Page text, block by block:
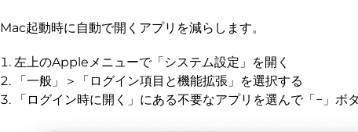
Mac起動時に自動で開くアプリを減らします。
左上のAppleメニューで「システム設定」を開く
「一般」＞「ログイン項目と機能拡張」を選択する
「ログイン時に開く」にある不要なアプリを選んで「−」ボ